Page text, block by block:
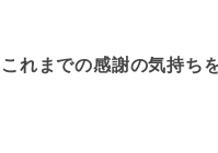
これまでの感謝の気持ち